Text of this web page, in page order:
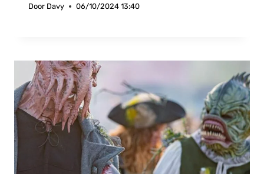
Door Davy 06/10/2024 13:40